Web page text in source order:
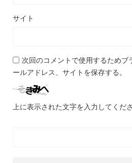
サイト
次回のコメントで使用するためブ
ールアドレス、サイトを保存する。
上に表示された文字を入力してくださ